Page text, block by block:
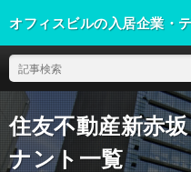
オフィスビルの入居企業・
住友不動産新赤
ナント一覧